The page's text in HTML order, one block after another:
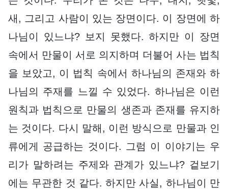
새, 그리고 사람이 있는 장면이다. 이 장면에 하
나님이 있느냐? 보지 못했다. 하지만 이 장면
속에서 만물이 서로 의지하며 더불어 사는 법칙
을 보았고, 이 법칙 속에서 하나님의 존재와 하
나님의 주재를 느낄 수 있었다. 하나님은 이런
원칙과 법칙으로 만물의 생존과 존재를 유지하
는 것이다. 다시 말해, 이런 방식으로 만물과 인
류에게 공급하는 것이다. 그럼 이 이야기는 우
리가 말하려는 주제와 관계가 있느냐? 겉보기
에는 무관한 것 같다. 하지만 사실, 하나님이 만